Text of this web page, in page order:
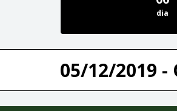
dia
05/12/2019 -